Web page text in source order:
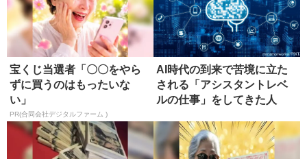
宝くじ当選者「〇〇をやら
ずに買うのはもったいな
い」
PR(合同会社デジタルファーム )
AI時代の到来で苦境に立た
される「アシスタントレベ
ルの仕事」をしてきた人